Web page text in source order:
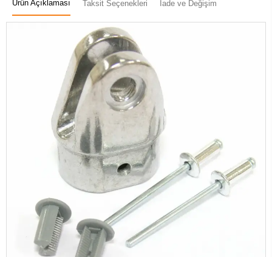
Ürün Açıklaması Taksit Seçenekleri İade ve Değişim